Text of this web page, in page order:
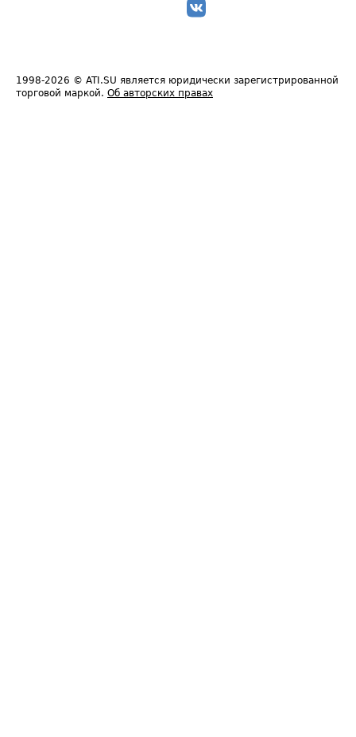
1998-2026 © ATI.SU является юридически зарегистрированной
торговой маркой. Об авторских правах